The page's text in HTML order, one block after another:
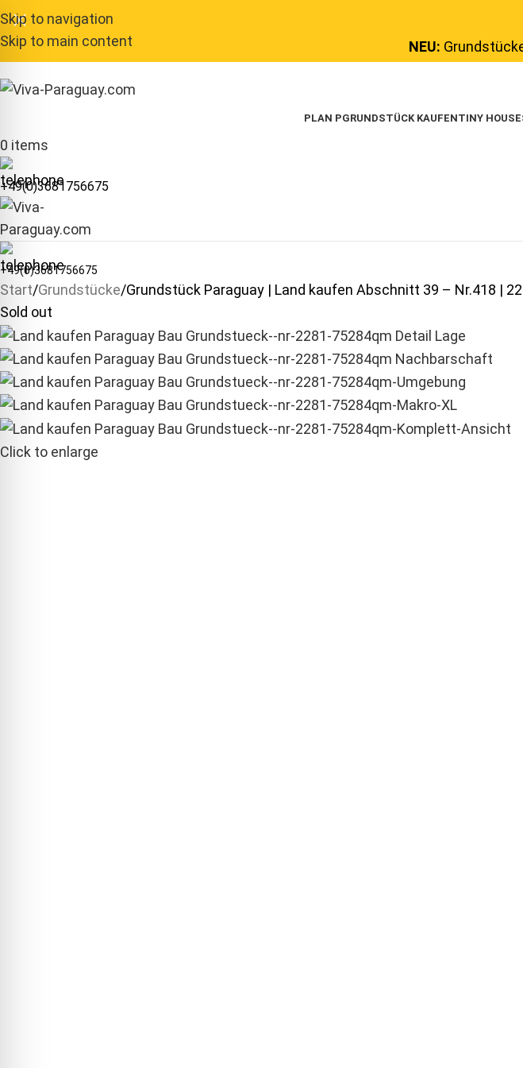
Skip to navigation
Skip to main content
NEU:
PLAN PGRUNDSTÜCK KAUFENTINY
0 items
+49(0)3681756675
+49(0)3681756675
Start Grundstücke Grundstück Paraguay | Land kaufen Abschnitt 39 – Nr.418 |
Sold out
Click to enlarge